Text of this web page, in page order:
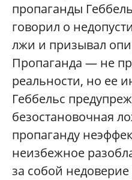
пропаганды
говорил о
лжи и призывал
Пропаганда — не
реальности, но ее
Геббельс
безостановочная
пропаганду
неизбежное
за собой